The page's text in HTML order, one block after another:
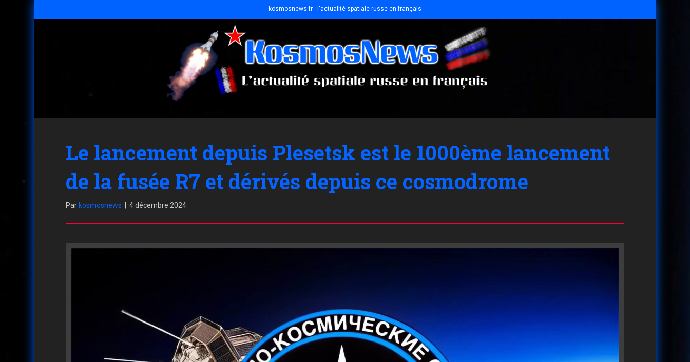
kosmosnews.fr - l'actualité spatiale russe en français
Le lancement depuis Plesetsk est le 1000ème lancement
de la fusée R7 et dérivés depuis ce cosmodrome
Par kosmosnews 4 décembre 2024